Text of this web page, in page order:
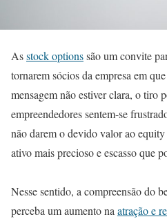
Asstock optionssão um convite
tornarem sócios da empresa em
mensagem não estiver clara, o tiro
empreendedores sentem-se
não darem o devido valor ao
ativo mais precioso e escasso que
Nesse sentido, a compreensão do
perceba um aumento na atração e